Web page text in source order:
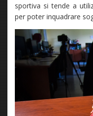
sportiva si tende a
per poter inquadrare